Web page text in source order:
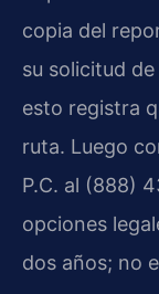
copia del
su solicitud
esto registra
ruta. Luego
P.C. al (888)
opciones
dos años; no